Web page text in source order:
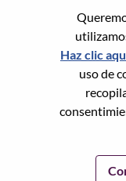
Haz clic
uso de
contraseña con tu